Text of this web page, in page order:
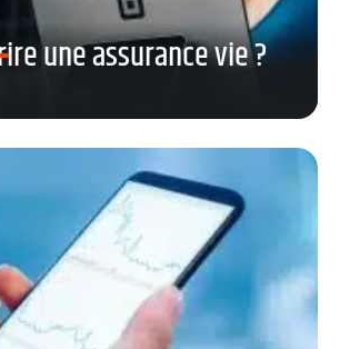
une assurance vie ?